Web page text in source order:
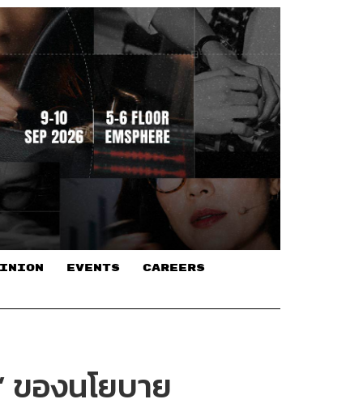
EVENTS CAREERS
ของนโยบาย